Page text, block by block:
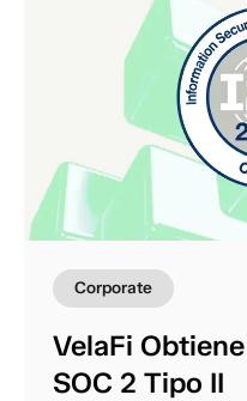
Corporate
VelaFi
SOC 2 Tipo II